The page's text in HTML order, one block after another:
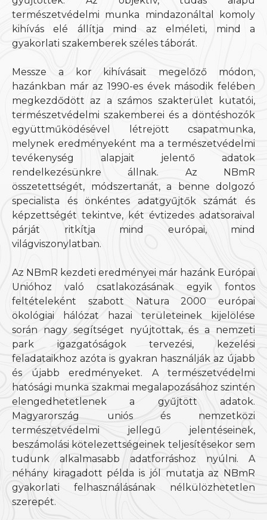
természetvédelmi munka mindazonáltal komoly
kihívás elé állítja mind az elméleti, mind a
gyakorlati szakemberek széles táborát.
Messze a kor kihívásait megelőző módon,
hazánkban már az 1990-es évek második felében
megkezdődött az a számos szakterület kutatói,
természetvédelmi szakemberei és a döntéshozók
együttműködésével létrejött csapatmunka,
melynek eredményeként ma a természetvédelmi
tevékenység alapjait jelentő adatok
rendelkezésünkre állnak. Az NBmR
összetettségét, módszertanát, a benne dolgozó
specialista és önkéntes adatgyűjtők számát és
képzettségét tekintve, két évtizedes adatsoraival
párját ritkítja mind európai, mind
világviszonylatban.
Az NBmR kezdeti eredményei már hazánk Európai
Unióhoz való csatlakozásának egyik fontos
feltételeként szabott Natura 2000 európai
ökológiai hálózat hazai területeinek kijelölése
során nagy segítséget nyújtottak, és a nemzeti
park igazgatóságok tervezési, kezelési
feladataikhoz azóta is gyakran használják az újabb
és újabb eredményeket. A természetvédelmi
hatósági munka szakmai megalapozásához szintén
elengedhetetlenek a gyűjtött adatok.
Magyarország uniós és nemzetközi
természetvédelmi jellegű jelentéseinek,
beszámolási kötelezettségeinek teljesítésekor sem
tudunk alkalmasabb adatforráshoz nyúlni. A
néhány kiragadott példa is jól mutatja az NBmR
gyakorlati felhasználásának nélkülözhetetlen
szerepét.